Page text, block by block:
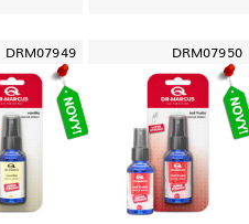
DRM07949 DRM07950